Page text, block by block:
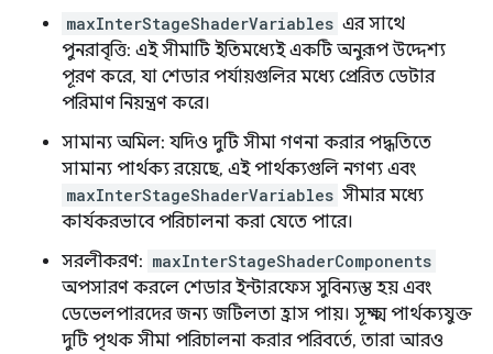
maxInterStageShaderVariables এর সাথে
পুনরাবৃত্তি: এই সীমাটি ইতিমধ্যেই একটি অনুরূপ উদ্দেশ্য
পূরণ করে, যা শেডার পর্যায়গুলির মধ্যে প্রেরিত ডেটার
পরিমাণ নিয়ন্ত্রণ করে।
সামান্য অমিল: যদিও দুটি সীমা গণনা করার পদ্ধতিতে
সামান্য পার্থক্য রয়েছে, এই পার্থক্যগুলি নগণ্য এবং
maxInterStageShaderVariables সীমার মধ্যে
কার্যকরভাবে পরিচালনা করা যেতে পারে।
সরলীকরণ: maxInterStageShaderComponents
অপসারণ করলে শেডার ইন্টারফেস সুবিন্যস্ত হয় এবং
ডেভেলপারদের জন্য জটিলতা হ্রাস পায়। সূক্ষ্ম পার্থক্যযুক্ত
দুটি পৃথক সীমা পরিচালনা করার পরিবর্তে, তারা আরও